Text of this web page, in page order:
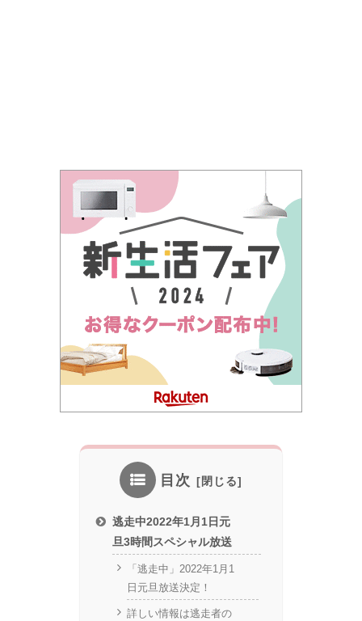
目次
逃走中2022年1月1日元
旦3時間スペシャル放送
「逃走中」2022年1月1
日元旦放送決定！
詳しい情報は逃走者の